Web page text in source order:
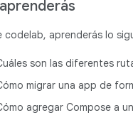
codelab, aprenderás lo
son las diferentes
migrar una app de
agregar Compose a